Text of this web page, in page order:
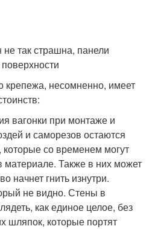
так страшна, панели
крепежа, несомненно, имеет
вагонки при монтаже и
и саморезов остаются
которые со временем могут
материале. Также в них может
начнет гнить изнутри.
не видно. Стены в
как единое целое, без
шляпок, которые портят